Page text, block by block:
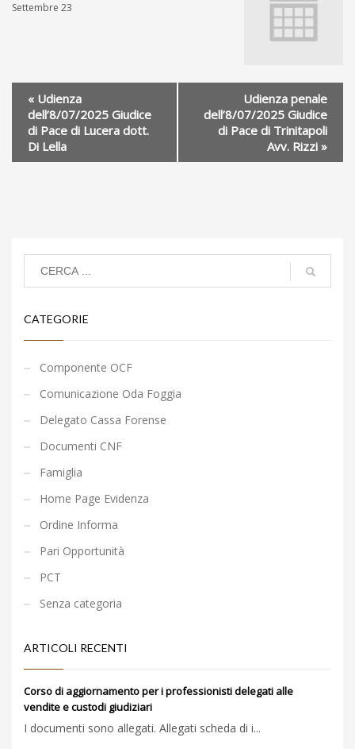
Settembre 23
« Udienza
dell’8/07/2025 Giudice
di Pace di Lucera dott.
Di Lella
Udienza penale
dell’8/07/2025 Giudice
di Pace di Trinitapoli
Avv. Rizzi »
CATEGORIE
Componente OCF
Comunicazione Oda Foggia
Delegato Cassa Forense
Documenti CNF
Famiglia
Home Page Evidenza
Ordine Informa
Pari Opportunità
PCT
Senza categoria
ARTICOLI RECENTI
Corso di aggiornamento per i professionisti delegati alle
vendite e custodi giudiziari
I documenti sono allegati. Allegati scheda di i...